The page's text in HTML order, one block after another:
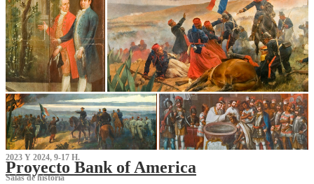
2023 Y 2024, 9-17 H.
Proyecto Bank of America
S‌alas de historia